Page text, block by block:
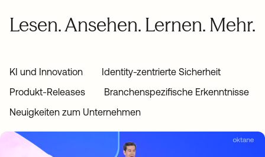
Lesen. Ansehen. Lernen. Mehr.
KI und Innovation
Identity-zentrierte Sicherheit
Produkt-Releases
Branchenspezifische Erkenntnisse
Neuigkeiten zum Unternehmen